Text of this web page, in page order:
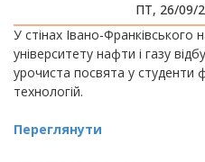
ПТ, 26/09/
У стінах Івано-Франківського
університету нафти і газу
урочиста посвята у студенти
технологій.
Переглянути